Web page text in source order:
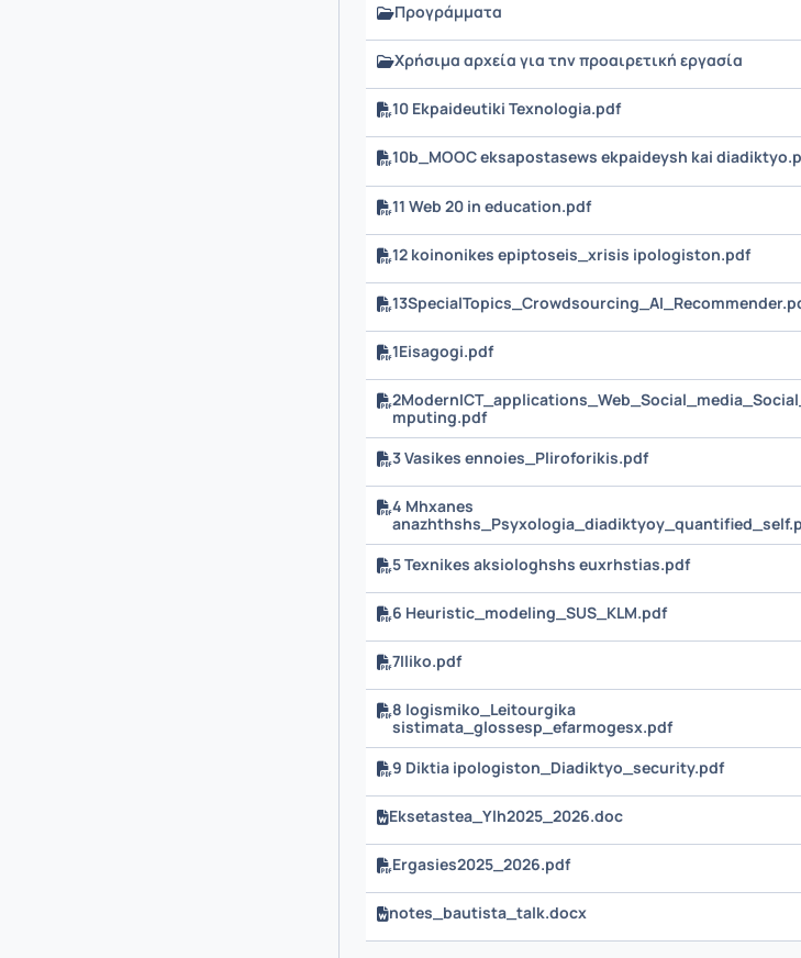
Προγράμματα
Χρήσιμα αρχεία για την προαιρετική εργασία
10 Ekpaideutiki Texnologia.pdf
10b_MOOC eksapostasews ekpaideysh kai
11 Web 20 in education.pdf
12 koinonikes epiptoseis_xrisis ipologiston.pdf
1Eisagogi.pdf
mputing.pdf
3 Vasikes ennoies_Pliroforikis.pdf
4 Mhxanes
5 Texnikes aksiologhshs euxrhstias.pdf
6 Heuristic_modeling_SUS_KLM.pdf
7Iliko.pdf
8 logismiko_Leitourgika
sistimata_glossesp_efarmogesx.pdf
9 Diktia ipologiston_Diadiktyo_security.pdf
Eksetastea_Ylh2025_2026.doc
Ergasies2025_2026.pdf
notes_bautista_talk.docx